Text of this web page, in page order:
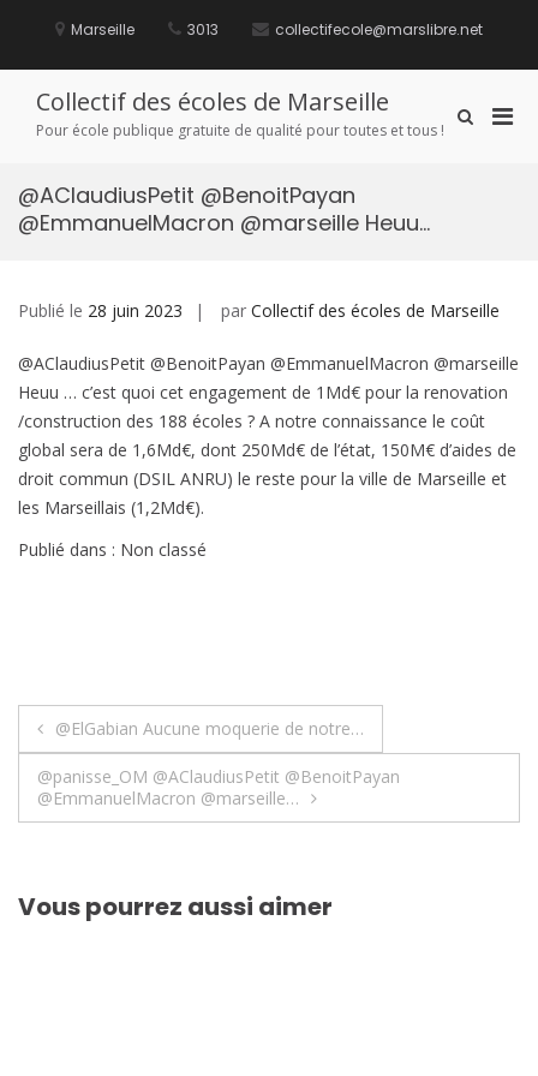
Marseille 3013 collectifecole@marslibre.net
Collectif des écoles de Marseille
Pour école publique gratuite de qualité pour toutes et tous !
Afficher
@AClaudiusPetit @BenoitPayan
@EmmanuelMacron @marseille Heuu…
Publié le 28 juin 2023 par Collectif des écoles de Marseille
@AClaudiusPetit @BenoitPayan @EmmanuelMacron @marseille
Heuu … c’est quoi cet engagement de 1Md€ pour la renovation
/construction des 188 écoles ? A notre connaissance le coût
global sera de 1,6Md€, dont 250Md€ de l’état, 150M€ d’aides de
droit commun (DSIL ANRU) le reste pour la ville de Marseille et
les Marseillais (1,2Md€).
Publié dans : Non classé
Navigation
de
l’article
@ElGabian Aucune moquerie de notre…
@panisse_OM @AClaudiusPetit @BenoitPayan
@EmmanuelMacron @marseille…
Vous pourrez aussi aimer